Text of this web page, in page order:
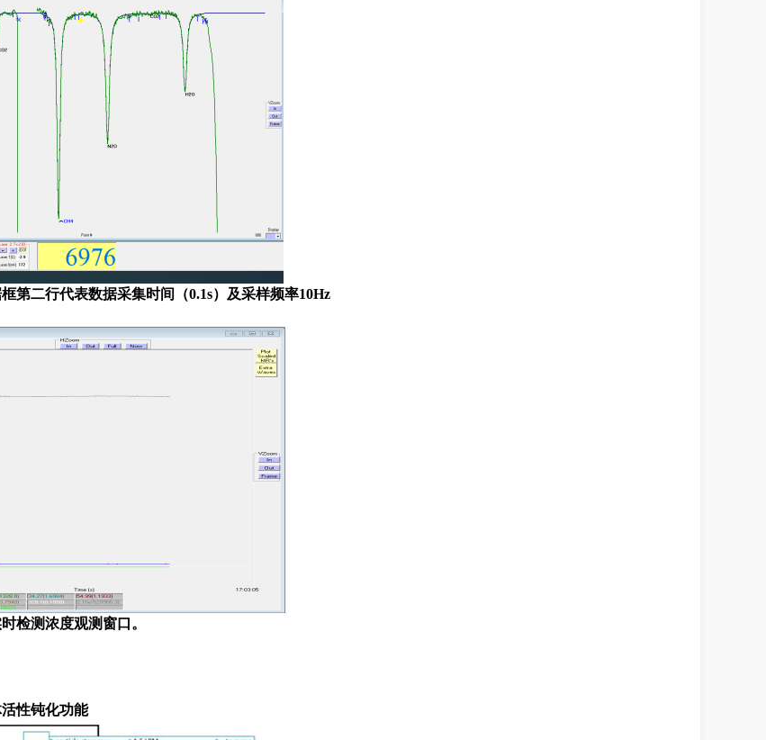
第二行代表数据采集时间 （0.1s） 及采样频率10Hz
检测浓度观测窗口 。
活性钝化功能